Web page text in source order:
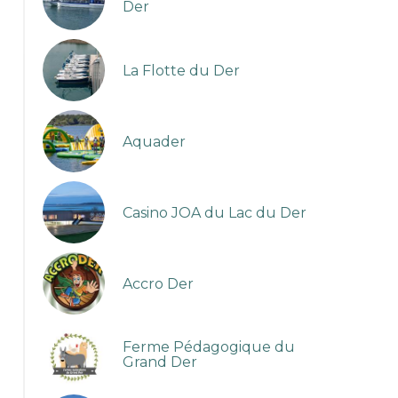
image
Der
La Flotte du Der
Aquader
Casino JOA du Lac du Der
Accro Der
Ferme Pédagogique du
Grand Der